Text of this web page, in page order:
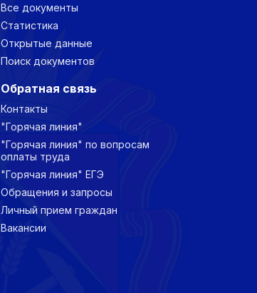
Все документы
Статистика
Открытые данные
Поиск документов
Обратная связь
Контакты
"Горячая линия"
"Горячая линия" по вопросам
оплаты труда
"Горячая линия" ЕГЭ
Обращения и запросы
Личный прием граждан
Вакансии